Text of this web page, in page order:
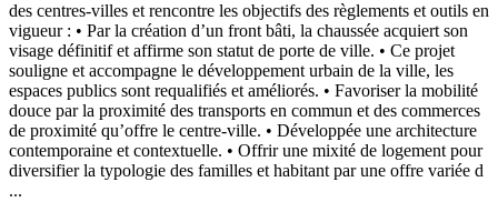
des centres-villes et rencontre les objectifs des règlements et outils en
vigueur : • Par la création d’un front bâti, la chaussée acquiert son
visage définitif et affirme son statut de porte de ville. • Ce projet
souligne et accompagne le développement urbain de la ville, les
espaces publics sont requalifiés et améliorés. • Favoriser la mobilité
douce par la proximité des transports en commun et des commerces
de proximité qu’offre le centre-ville. • Développée une architecture
contemporaine et contextuelle. • Offrir une mixité de logement pour
diversifier la typologie des familles et habitant par une offre variée d
...